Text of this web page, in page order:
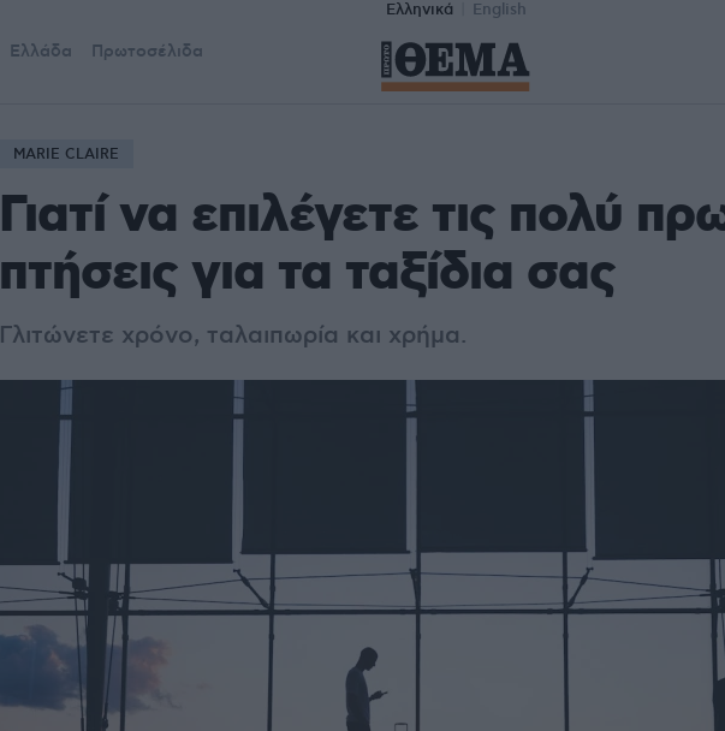
Ελληνικά English
Ελλάδα Πρωτοσέλιδα
MARIE CLAIRE
Γιατί να επιλέγετε τις πολύ
πτήσεις για τα ταξίδια σας
Γλιτώνετε χρόνο, ταλαιπωρία και χρήμα.